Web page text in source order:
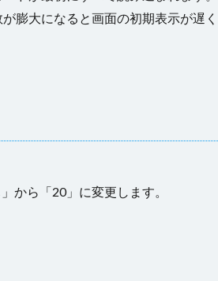
膨大になると画面の初期表示が遅
から「20」に変更します。